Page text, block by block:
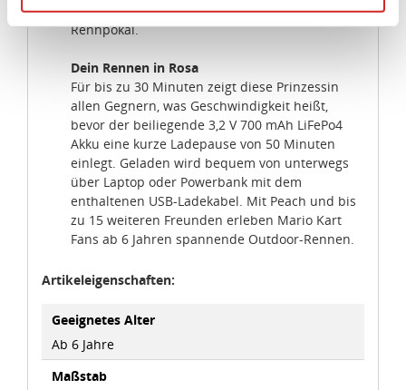
Kommission erfasst wird, und daher kein angemessenes
Schutzniveau für personenbezogene Daten bietet. Durch
die Verwendung von Standarddatenschutzklauseln in
Verbindung mit zusätzlichen Maßnahmen zur Sicherung
eines angemessenen Schutzniveaus, garantieren wir,
dass die Datenschutzvorgaben der EU auch bei der
Verarbeitung von Daten in den USA eingehalten werden.
Sie können die Cookie-Einwilligung jederzeit links unten
auf Ihrem Bildschirm anpassen und damit widerrufen.
idee+spiel Betriebs-GmbH
hängt sie ihre Mitstreiter ab und sichert dir den
Rennpokal.
Dein Rennen in Rosa
Für bis zu 30 Minuten zeigt diese Prinzessin
allen Gegnern, was Geschwindigkeit heißt,
bevor der beiliegende 3,2 V 700 mAh LiFePo4
Akku eine kurze Ladepause von 50 Minuten
einlegt. Geladen wird bequem von unterwegs
über Laptop oder Powerbank mit dem
enthaltenen USB-Ladekabel. Mit Peach und bis
zu 15 weiteren Freunden erleben Mario Kart
Fans ab 6 Jahren spannende Outdoor-Rennen.
Artikeleigenschaften:
Geeignetes Alter
Ab 6 Jahre
Maßstab